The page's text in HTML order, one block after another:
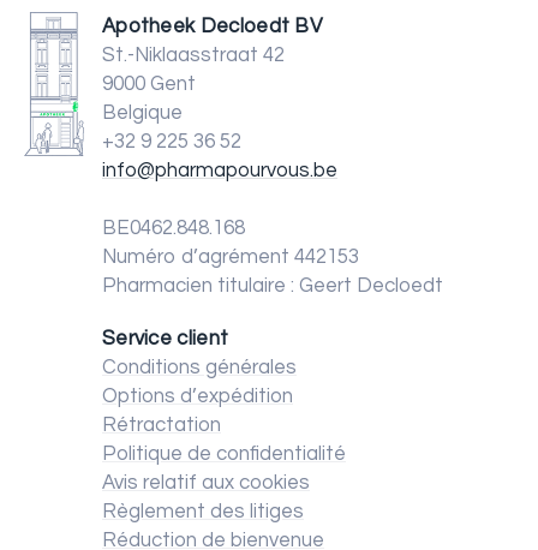
Apotheek Decloedt BV
St.-Niklaasstraat 42
9000 Gent
Belgique
+32 9 225 36 52
info@pharmapourvous.be
BE0462.848.168
Numéro d’agrément 442153
Pharmacien titulaire : Geert Decloedt
Service client
Conditions générales
Options d’expédition
Rétractation
Politique de confidentialité
Avis relatif aux cookies
Règlement des litiges
Réduction de bienvenue